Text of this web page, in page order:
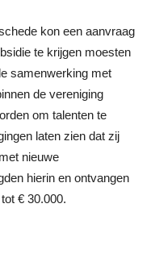
kon een aanvraag
te krijgen moesten
samenwerking met
de vereniging
om talenten te
laten zien dat zij
nieuwe
hierin en ontvangen
€ 30.000.